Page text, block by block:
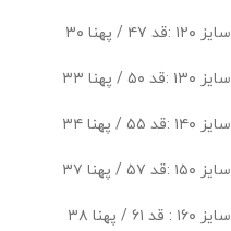
سایز ۱۲۰ :قد ۴۷ / پهنا ۳۰
سایز ۱۳۰ :قد ۵۰ / پهنا ۳۳
سایز ۱۴۰ :قد ۵۵ / پهنا ۳۴
سایز ۱۵۰ :قد ۵۷ / پهنا ۳۷
سایز ۱۶۰ : قد ۶۱ / پهنا ۳۸